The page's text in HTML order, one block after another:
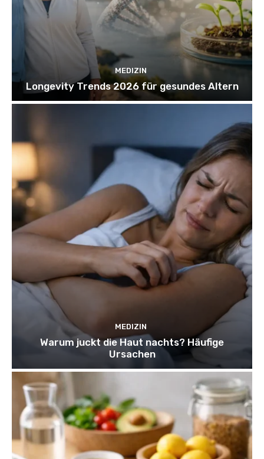
MEDIZIN
Longevity Trends 2026 für gesundes Altern
MEDIZIN
Warum juckt die Haut nachts? Häufige
Ursachen